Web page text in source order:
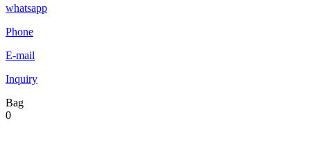
whatsapp
Phone
E-mail
Inquiry
Bag
0